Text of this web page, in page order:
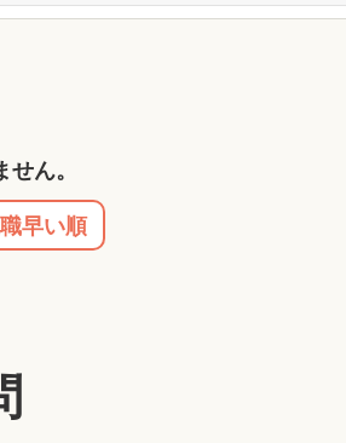
ん。
早い順